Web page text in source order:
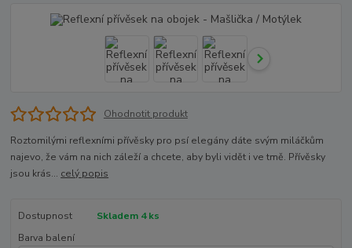
Ohodnotit produkt
Roztomilými reflexními přívěsky pro psí elegány dáte svým miláčkům
najevo, že vám na nich záleží a chcete, aby byli vidět i ve tmě. Přívěsky
jsou krás... celý popis
Dostupnost
Skladem 4 ks
Barva balení